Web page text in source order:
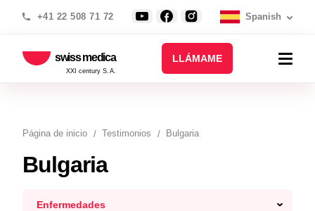
+41 22 508 71 72 Spanish
swiss medica
XXI century S.A.
LLÁMAME
Página de inicio Testimonios Bulgaria
Bulgaria
Enfermedades